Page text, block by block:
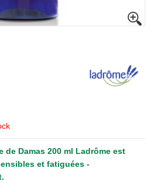
de Damas 200 ml Ladrôme est
et fatiguées -